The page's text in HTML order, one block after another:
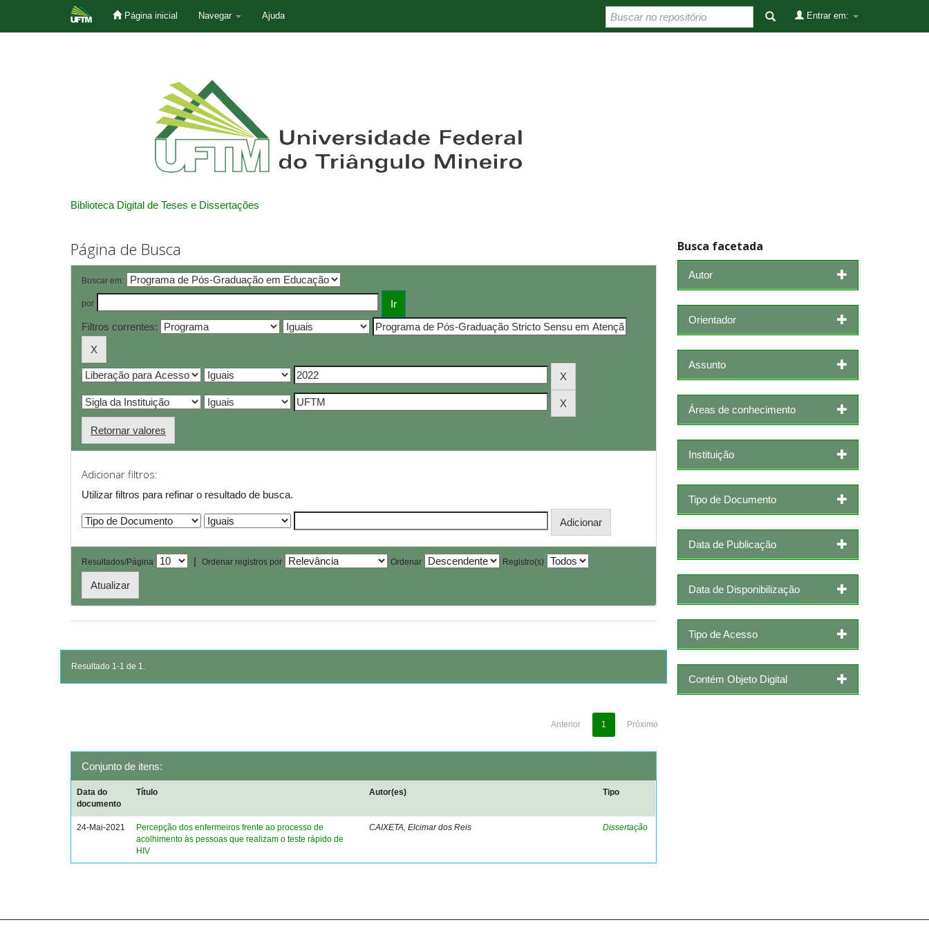
Página inicial Navegar Ajuda Entrar em:
Biblioteca Digital de Teses e Dissertações
Página de Busca
Buscar em:
por
Filtros correntes:
Retornar valores
Adicionar filtros:
Utilizar filtros para refinar o resultado de busca.
Resultados/Página | Ordenar registros por Ordenar Registro(s)
Resultado 1-1 de 1.
Anterior 1 Próximo
Conjunto de itens:
Data do
documento
Título Autor(es) Tipo
24-Mai-2021
Percepção dos enfermeiros frente ao processo de
acolhimento às pessoas que realizam o teste rápido de
HIV
CAIXETA, Elcimar dos Reis Dissertação
Busca facetada
Autor
Orientador
Assunto
Áreas de conhecimento
Instituição
Tipo de Documento
Data de Publicação
Data de Disponibilização
Tipo de Acesso
Contém Objeto Digital